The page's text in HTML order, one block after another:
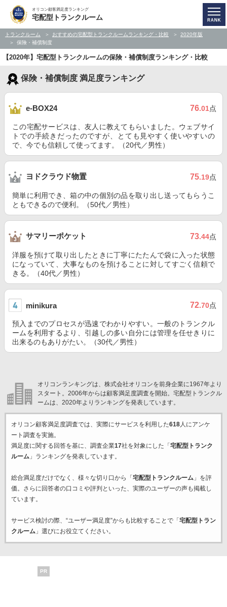
オリコン顧客満足度ランキング
宅配型トランクルーム
トランクルーム おすすめの宅配型トランクルームランキング・比較
2020年版
保険・補償制度
【2020年】宅配型トランクルームの保険・補償制度ランキング・比較
保険・補償制度 満足度ランキング
e-BOX24 76.01点
この宅配サービスは、友人に教えてもらいました。ウェブサイ
トでの手続きだったのですが、とても見やすく使いやすいの
で、今でも信頼して使ってます。（20代／男性）
ヨドクラウド物置 75.19点
簡単に利用でき、箱の中の個別の品を取り出し送ってもらうこ
ともできるので便利。（50代／男性）
サマリーポケット 73.44点
洋服を預けて取り出したときに丁寧にたたんで袋に入った状態
になっていて、大事なものを預けることに対してすごく信頼で
きる。（40代／男性）
minikura 72.70点
預入までのプロセスが迅速でわかりやすい。一般のトランクル
ームを利用するより、引越しの多い自分には管理を任せきりに
出来るのもありがたい。（30代／男性）
オリコンランキングは、株式会社オリコンを前身企業に1967年より
スタート。2006年からは顧客満足度調査を開始。宅配型トランクル
ームは、2020年よりランキングを発表しています。
オリコン顧客満足度調査では、実際にサービスを利用した618人にアンケ
ート調査を実施。
満足度に関する回答を基に、調査企業17社を対象にした「 宅配型トランク
ルーム」ランキングを発表しています。
総合満足度だけでなく、様々な切り口から「 宅配型トランクルーム」を評
価。さらに回答者の口コミや評判といった、実際のユーザーの声も掲載し
ています。
サービス検討の際、“ユーザー満足度”からも比較することで「 宅配型トラン
クルーム」選びにお役立てください。
PR